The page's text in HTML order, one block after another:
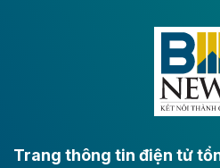
Đông A dài khoảng 25,1 km
lực phát triển kinh tế - xã hội
Long Thành
Trang thông tin điện tử